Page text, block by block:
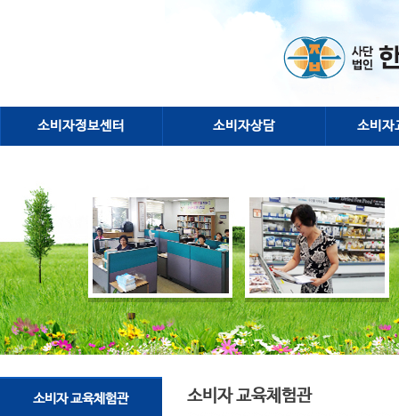
소비자정보센터 소비자상담 소비자
소비자 교육체험관 소비자 교육체험관